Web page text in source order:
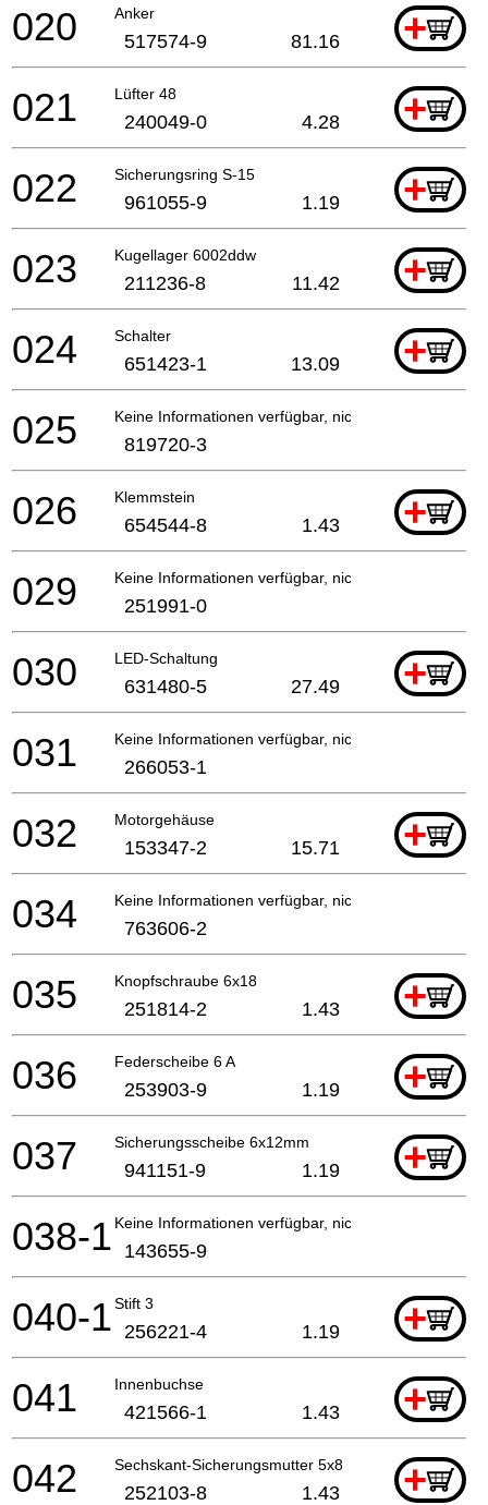
Anker +
020 517574-9 81.16
Lüfter 48 +
021 240049-0 4.28
Sicherungsring S-15 +
022 961055-9 1.19
Kugellager 6002ddw +
023 211236-8 11.42
Schalter +
024 651423-1 13.09
Keine Informationen verfügbar, nicht bestellbar
025 819720-3
Klemmstein +
026 654544-8 1.43
Keine Informationen verfügbar, nicht bestellbar
029 251991-0
LED-Schaltung +
030 631480-5 27.49
Keine Informationen verfügbar, nicht bestellbar
031 266053-1
Motorgehäuse +
032 153347-2 15.71
Keine Informationen verfügbar, nicht bestellbar
034 763606-2
Knopfschraube 6x18 +
035 251814-2 1.43
Federscheibe 6 A +
036 253903-9 1.19
Sicherungsscheibe 6x12mm +
037 941151-9 1.19
Keine Informationen verfügbar, nicht bestellbar
038-1 143655-9
Stift 3 +
040-1 256221-4 1.19
Innenbuchse +
041 421566-1 1.43
Sechskant-Sicherungsmutter 5x8 +
042 252103-8 1.43